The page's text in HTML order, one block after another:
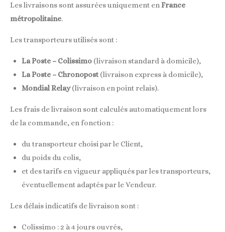
Les livraisons sont assurées uniquement enFrance
métropolitaine.
Les transporteurs utilisés sont :
La Poste – Colissimo(livraison standard à domicile),
La Poste – Chronopost(livraison express à domicile),
Mondial Relay(livraison en point relais).
Les frais de livraison sont calculés automatiquement lors
de la commande, en fonction :
du transporteur choisi par le Client,
du poids du colis,
et des tarifs en vigueur appliqués par les transporteurs,
éventuellement adaptés par le Vendeur.
Les délais indicatifs de livraison sont :
Colissimo : 2 à 4 jours ouvrés,